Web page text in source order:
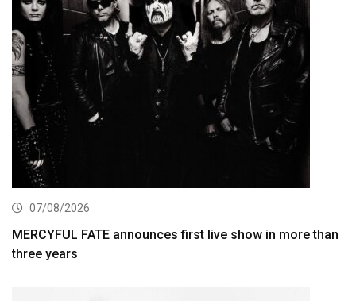
07/08/2026
MERCYFUL FATE announces first live show in more than
three years